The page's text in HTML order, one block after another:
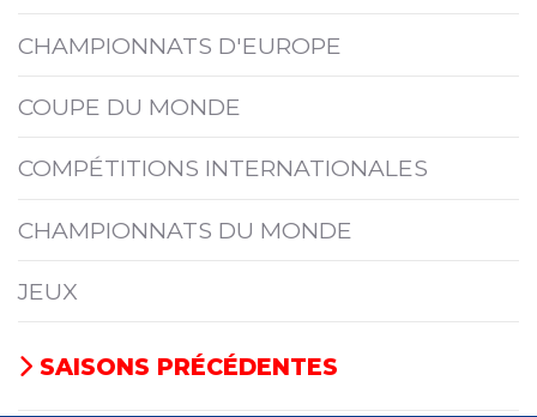
CHAMPIONNATS D'EUROPE
COUPE DU MONDE
COMPÉTITIONS INTERNATIONALES
CHAMPIONNATS DU MONDE
JEUX
SAISONS PRÉCÉDENTES